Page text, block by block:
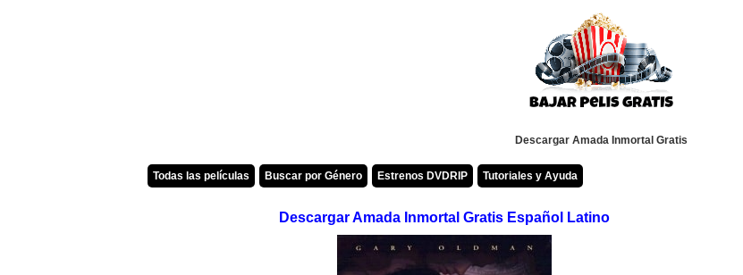
Descargar Amada Inmortal Gratis
Todas las películas Buscar por Género Estrenos DVDRIP Tutoriales y Ayuda
Descargar Amada Inmortal Gratis Español Latino